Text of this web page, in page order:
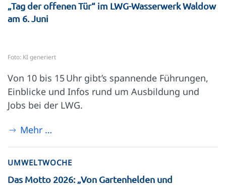
„Tag der offenen Tür“ im LWG-Wasserwerk Waldow
am 6. Juni
Foto: KI generiert
Von 10 bis 15 Uhr gibt’s spannende Führungen,
Einblicke und Infos rund um Ausbildung und
Jobs bei der LWG.
Mehr …
UMWELTWOCHE
Das Motto 2026: „Von Gartenhelden und